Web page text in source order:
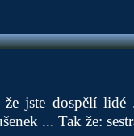
jste dospělí
... Tak že: